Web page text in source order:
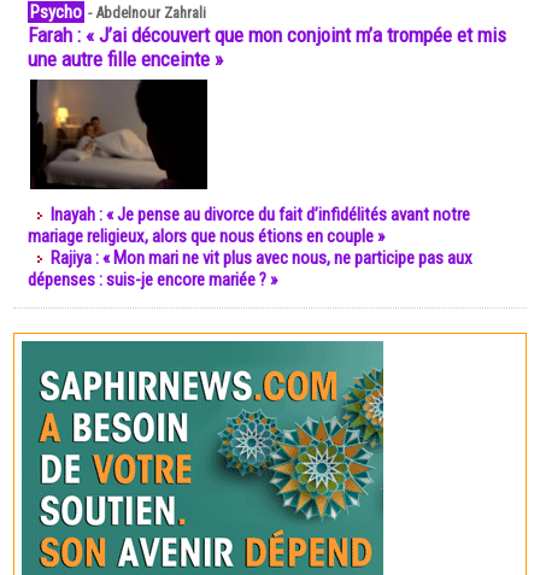
Psycho -Abdelnour Zahrali
Farah : « J’ai découvert que mon conjoint m’a trompée et mis
une autre fille enceinte »
Inayah : « Je pense au divorce du fait d’infidélités avant notre
mariage religieux, alors que nous étions en couple »
Rajiya : « Mon mari ne vit plus avec nous, ne participe pas aux
dépenses : suis-je encore mariée ? »